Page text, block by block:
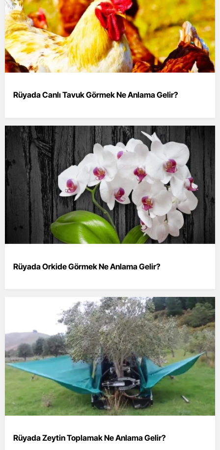
Rüyada Canlı Tavuk Görmek Ne Anlama Gelir?
Rüyada Orkide Görmek Ne Anlama Gelir?
Rüyada Zeytin Toplamak Ne Anlama Gelir?